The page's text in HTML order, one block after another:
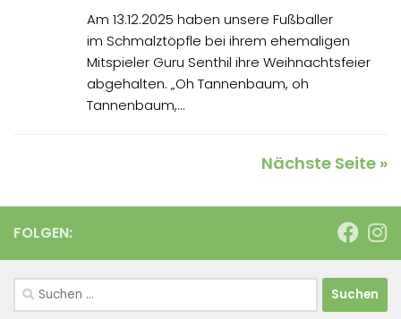
Am 13.12.2025 haben unsere Fußballer
im Schmalztöpfle bei ihrem ehemaligen
Mitspieler Guru Senthil ihre Weihnachtsfeier
abgehalten. „Oh Tannenbaum, oh
Tannenbaum,...
Nächste Seite »
FOLGEN:
Suchen
nach: